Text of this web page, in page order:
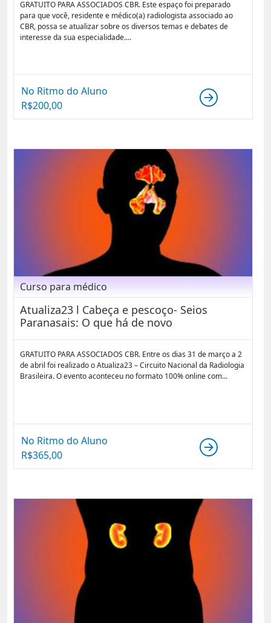
GRATUITO PARA ASSOCIADOS CBR. Este espaço foi preparado
para que você, residente e médico(a) radiologista associado ao
CBR, possa se atualizar sobre os diversos temas e debates de
interesse da sua especialidade....
No Ritmo do Aluno
R$200,00
Curso para médico
Atualiza23 l Cabeça e pescoço- Seios
Paranasais: O que há de novo
GRATUITO PARA ASSOCIADOS CBR. Entre os dias 31 de março a 2
de abril foi realizado o Atualiza23 – Circuito Nacional da Radiologia
Brasileira. O evento aconteceu no formato 100% online com...
No Ritmo do Aluno
R$365,00